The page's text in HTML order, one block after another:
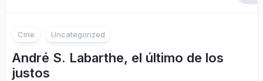
Cine Uncategorized
André S. Labarthe, el último de los
justos